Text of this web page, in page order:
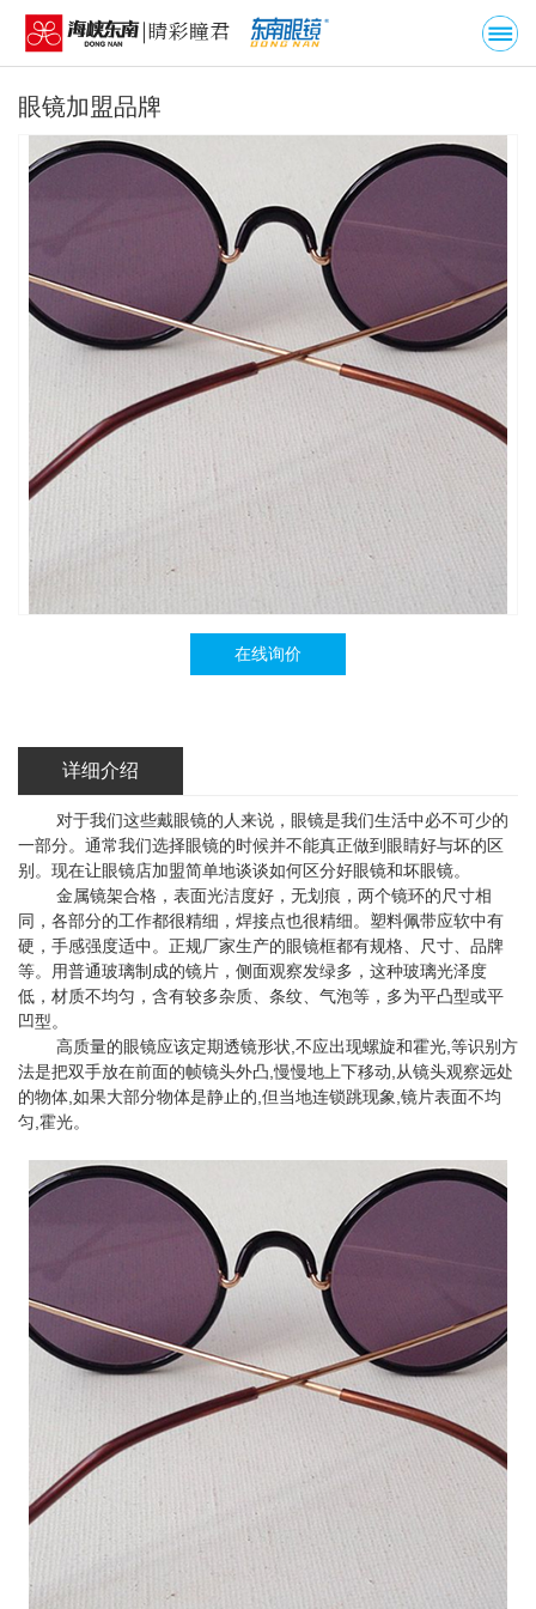
眼镜加盟品牌
在线询价
详细介绍
对于我们这些戴眼镜的人来说，眼镜是我们生活中必不可少的
一部分。通常我们选择眼镜的时候并不能真正做到眼睛好与坏的区
别。现在让眼镜店加盟简单地谈谈如何区分好眼镜和坏眼镜。
金属镜架合格，表面光洁度好，无划痕，两个镜环的尺寸相
同，各部分的工作都很精细，焊接点也很精细。塑料佩带应软中有
硬，手感强度适中。正规厂家生产的眼镜框都有规格、尺寸、品牌
等。用普通玻璃制成的镜片，侧面观察发绿多，这种玻璃光泽度
低，材质不均匀，含有较多杂质、条纹、气泡等，多为平凸型或平
凹型。
高质量的眼镜应该定期透镜形状,不应出现螺旋和霍光,等识别方
法是把双手放在前面的帧镜头外凸,慢慢地上下移动,从镜头观察远处
的物体,如果大部分物体是静止的,但当地连锁跳现象,镜片表面不均
匀,霍光。